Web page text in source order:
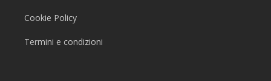
Cookie Policy
Termini e condizioni